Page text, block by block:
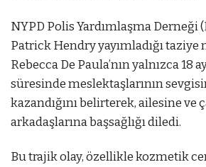
NYPD Polis Yardımlaşma Derneği
Patrick Hendry yayımladığı taziye
Rebecca De Paula’nın yalnızca 18
süresinde meslektaşlarının
kazandığını belirterek, ailesine ve
arkadaşlarına başsağlığı diledi.
Bu trajik olay, özellikle kozmetik